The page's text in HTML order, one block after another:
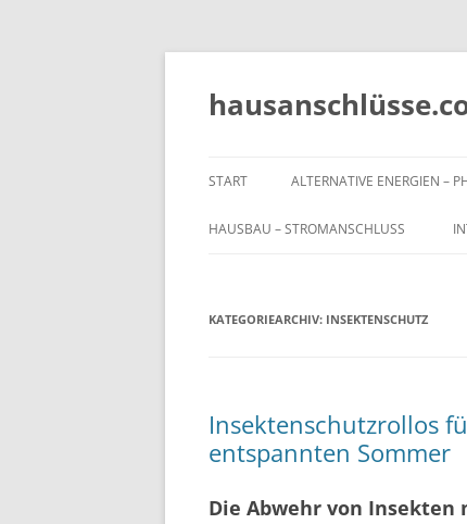
Zum
springen
START ALTERNATIVE ENERGIEN –
HAUSBAU – STROMANSCHLUSS
KATEGORIEARCHIV: INSEKTENSCHUTZ
Insektenschutzrollos
entspannten Sommer
Die Abwehr von